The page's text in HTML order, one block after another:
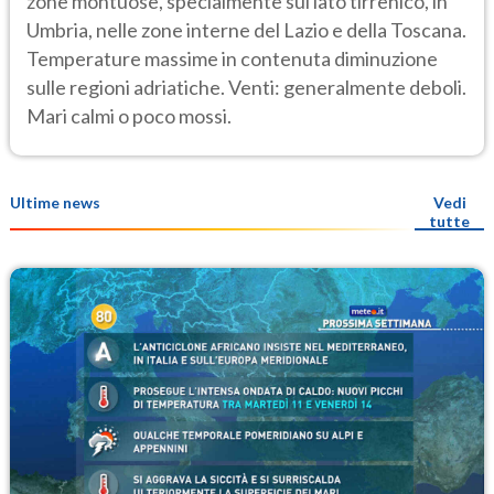
Umbria, nelle zone interne del Lazio e della Toscana.
Temperature massime in contenuta diminuzione
sulle regioni adriatiche. Venti: generalmente deboli.
Mari calmi o poco mossi.
Ultime news
Vedi
tutte